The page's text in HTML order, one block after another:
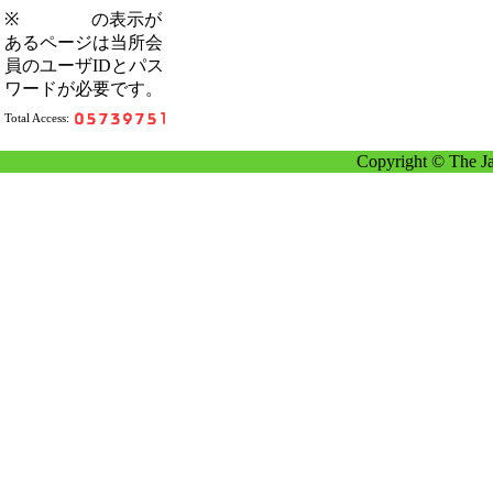
※
の表示が
あるページは当所会
員のユーザIDとパス
ワードが必要です。
Total Access:
Copyright © The